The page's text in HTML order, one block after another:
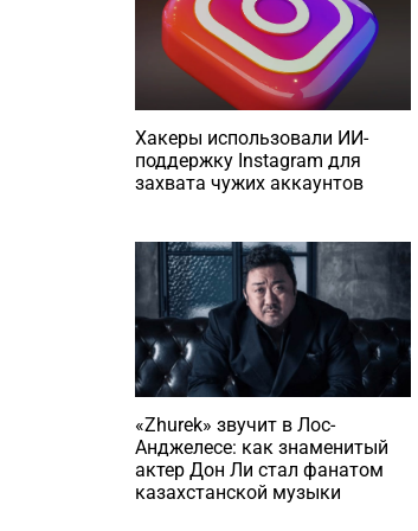
Хакеры использовали ИИ-
поддержку Instagram для
захвата чужих аккаунтов
«Zhurek» звучит в Лос-
Анджелесе: как знаменитый
актер Дон Ли стал фанатом
казахстанской музыки